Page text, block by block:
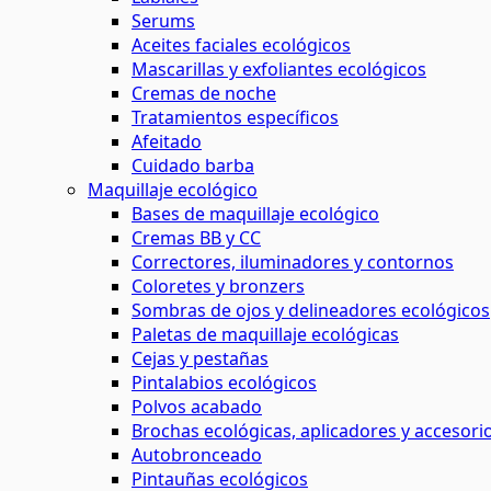
Serums
Aceites faciales ecológicos
Mascarillas y exfoliantes ecológicos
Cremas de noche
Tratamientos específicos
Afeitado
Cuidado barba
Maquillaje ecológico
Bases de maquillaje ecológico
Cremas BB y CC
Correctores, iluminadores y contornos
Coloretes y bronzers
Sombras de ojos y delineadores ecológicos
Paletas de maquillaje ecológicas
Cejas y pestañas
Pintalabios ecológicos
Polvos acabado
Brochas ecológicas, aplicadores y
Autobronceado
Pintauñas ecológicos